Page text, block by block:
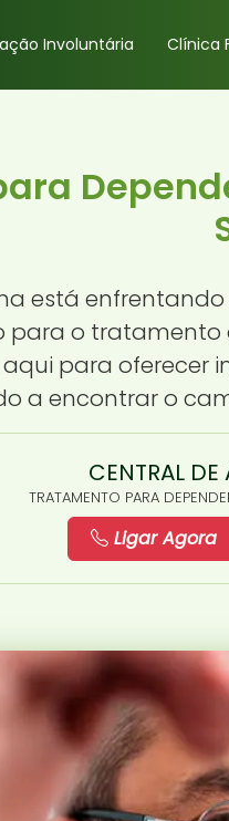
Involuntária Clínica
está
para o
para
a encontrar o
CENTRAL
TRATAMENTO PARA
Ligar Agora